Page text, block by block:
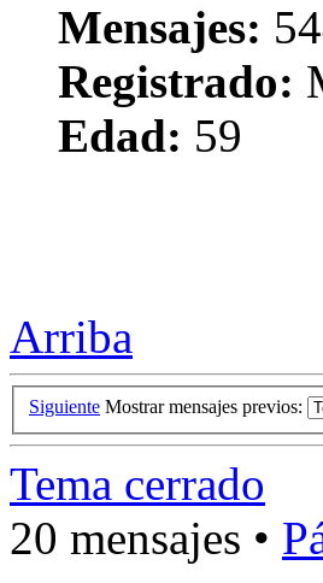
Mensajes:
Registrado:
Edad: 59
Arriba
Siguiente Mostrar mensajes previos:
Tema cerrado
20 mensajes •